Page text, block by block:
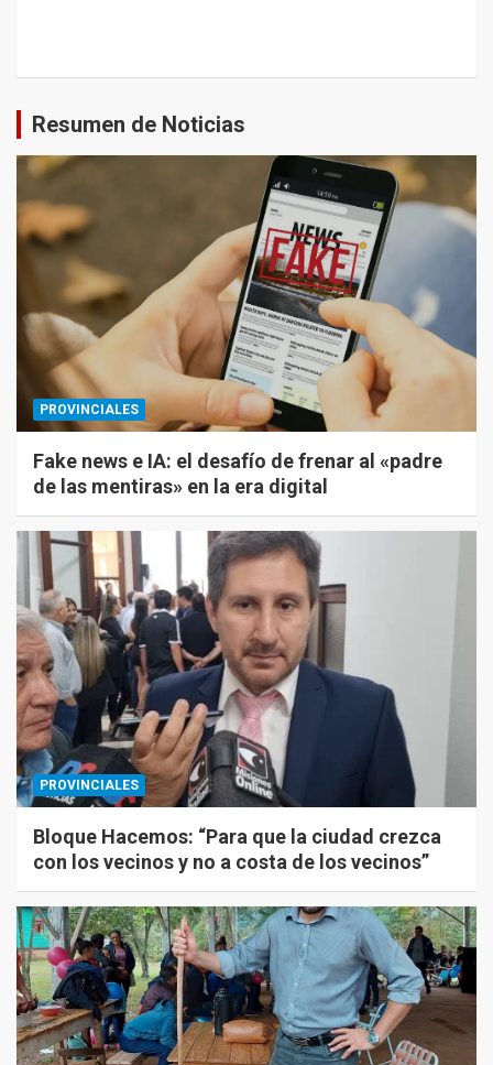
Resumen de Noticias
PROVINCIALES
Fake news e IA: el desafío de frenar al «padre
de las mentiras» en la era digital
PROVINCIALES
Bloque Hacemos: “Para que la ciudad crezca
con los vecinos y no a costa de los vecinos”